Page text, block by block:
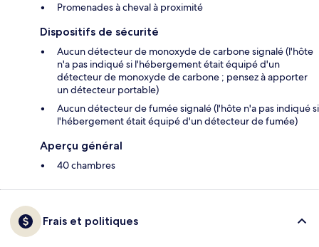
Promenades à cheval à proximité
Dispositifs de sécurité
Aucun détecteur de monoxyde de carbone signalé (l'hôte
n'a pas indiqué si l'hébergement était équipé d'un
détecteur de monoxyde de carbone ; pensez à apporter
un détecteur portable)
Aucun détecteur de fumée signalé (l'hôte n'a pas indiqué si
l'hébergement était équipé d'un détecteur de fumée)
Aperçu général
40 chambres
Frais et politiques